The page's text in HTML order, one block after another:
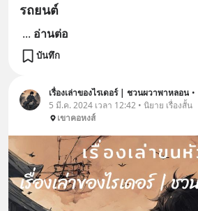
รถยนต์
... อ่านต่อ
บันทึก
เรื่องเล่าของไรเดอร์ | ชวนผวาพาหลอน •
5 มี.ค. 2024 เวลา 12:42 • นิยาย เรื่องสั้น
เขาคอหงส์